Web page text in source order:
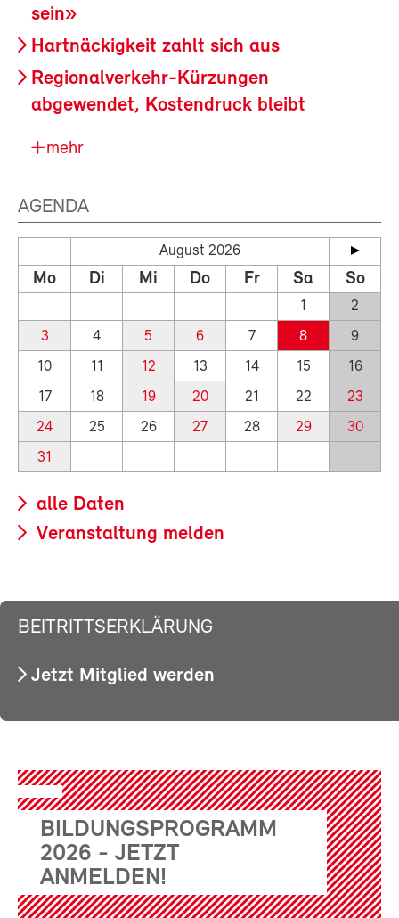
sein»
Hartnäckigkeit zahlt sich aus
Regionalverkehr-Kürzungen
abgewendet, Kostendruck bleibt
mehr
AGENDA
August 2026
Mo Di Mi Do Fr Sa So
1
2
3
4 5 6 7 8
9
10
11 12 13 14 15
16
17
18 19 20 21 22
23
24
25 26 27 28 29
30
31
alle Daten
Veranstaltung melden
BEITRITTSERKLÄRUNG
Jetzt Mitglied werden
BILDUNGSPROGRAMM
2026 - JETZT
ANMELDEN!